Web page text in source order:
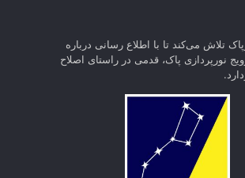
تلاش می‌کند تا با اطلاع رسانی درباره
نورپردازی پاک، قدمی در راستای‌ اصلاح